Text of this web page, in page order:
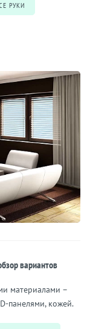
РУКИ
вариантов
материалами –
панелями, кожей.